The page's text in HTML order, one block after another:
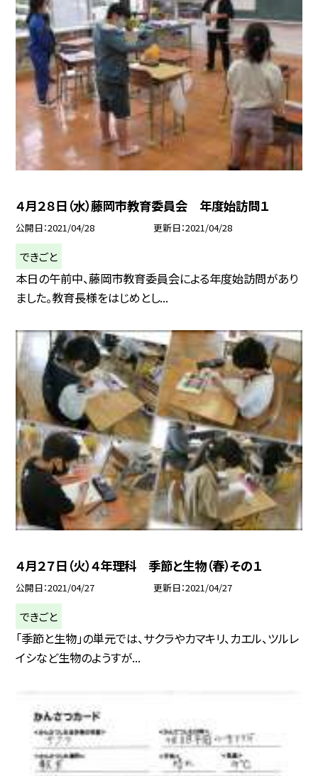
４月２８日（水）藤岡市教育委員会 年度始訪問１
公開日 2021/04/28 更新日 2021/04/28
できごと
本日の午前中、藤岡市教育委員会による年度始訪問があり
ました。教育長様をはじめとし...
４月２７日（火）４年理科 季節と生物（春）その１
公開日 2021/04/27 更新日 2021/04/27
できごと
「季節と生物」の単元では、サクラやカマキリ、カエル、ツルレ
イシなど生物のようすが...